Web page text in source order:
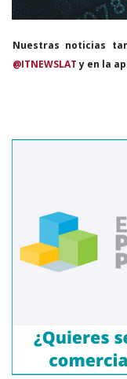
Nuestras noticias
@ITNEWSLATy en la